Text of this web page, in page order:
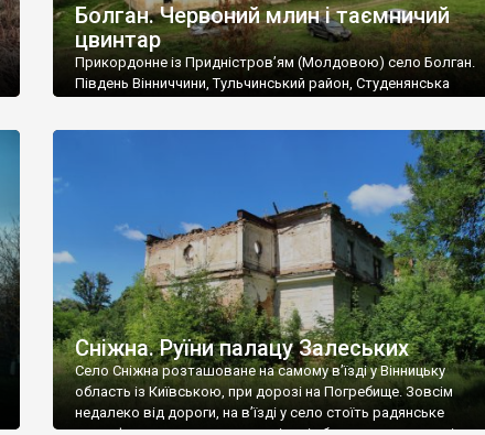
Болган. Червоний млин і таємничий
цвинтар
Прикордонне із Придністров’ям (Молдовою) село Болган.
Південь Вінниччини, Тульчинський район, Студенянська
старовинний цвинтар із кам’яними хрестами. Всі епітафії, які
збереглися, написані кирилицею, церковнослов’янською
мовою. За всіма традиційними ознаками – цвинтар
український. Хрести датуються 19 століттям. У 1924-1940
роках Болган […]
Сніжна. Руїни палацу Залеських
Село Сніжна розташоване на самому в’їзді у Вінницьку
область із Київською, при дорозі на Погребище. Зовсім
недалеко від дороги, на в’їзді у село стоїть радянське